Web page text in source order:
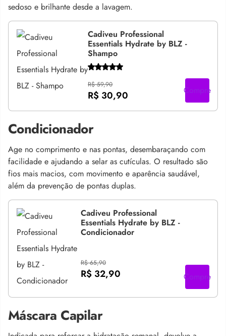
sedoso e brilhante desde a lavagem.
Cadiveu Professional
Essentials Hydrate by BLZ -
Shampo
R$ 59,90
R$ 30,90 Compre
Condicionador
Age no comprimento e nas pontas, desembaraçando com
facilidade e ajudando a selar as cutículas. O resultado são
fios mais macios, com movimento e aparência saudável,
além da prevenção de pontas duplas.
Cadiveu Professional
Essentials Hydrate by BLZ -
Condicionador
R$ 65,90
R$ 32,90 Compre
Máscara Capilar